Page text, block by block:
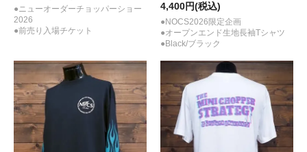
●ニューオーダーチョッパーショー
2026
●前売り入場チケット
4,400円(税込)
●NOCS2026限定企画
●オープンエンド生地長袖Tシャツ
●Black/ブラック